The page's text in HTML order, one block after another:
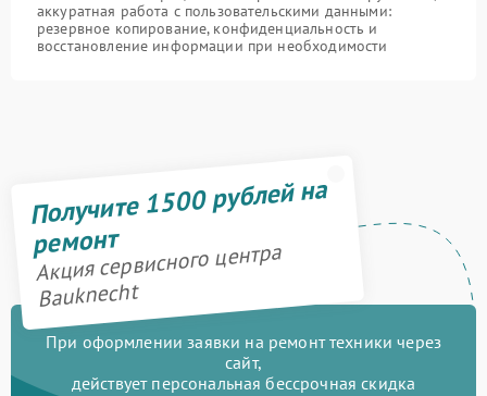
аккуратная работа с пользовательскими данными:
резервное копирование, конфиденциальность и
восстановление информации при необходимости
Получите 1500 рублей на
ремонт
Акция сервисного центра
Bauknecht
При оформлении заявки на ремонт техники через
сайт,
действует персональная бессрочная скидка